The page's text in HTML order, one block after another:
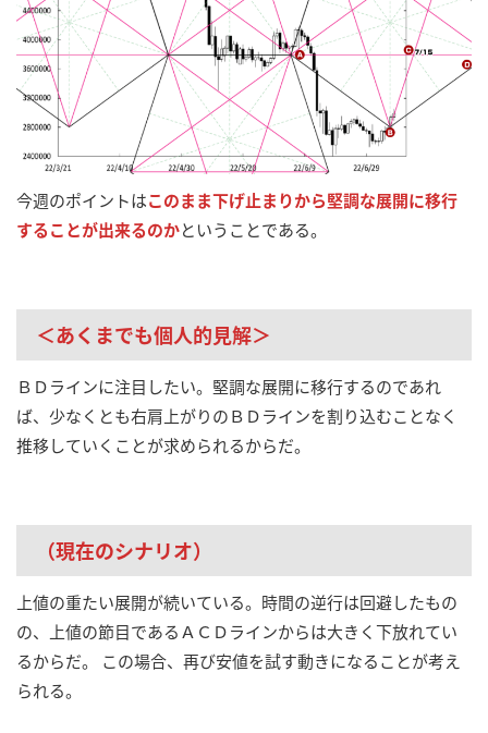
今週のポイントはこのまま下げ止まりから堅調な展開に移行
することが出来るのかということである。
＜あくまでも個人的見解＞
ＢＤラインに注目したい。堅調な展開に移行するのであれ
ば、少なくとも右肩上がりのＢＤラインを割り込むことなく
推移していくことが求められるからだ。
（現在のシナリオ）
上値の重たい展開が続いている。時間の逆行は回避したもの
の、上値の節目であるＡＣＤラインからは大きく下放れてい
るからだ。 この場合、再び安値を試す動きになることが考え
られる。